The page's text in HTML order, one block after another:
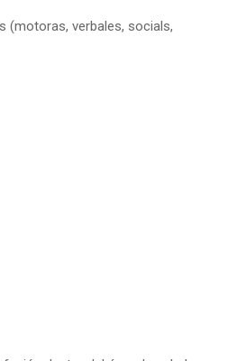
(motoras, verbales, socials,